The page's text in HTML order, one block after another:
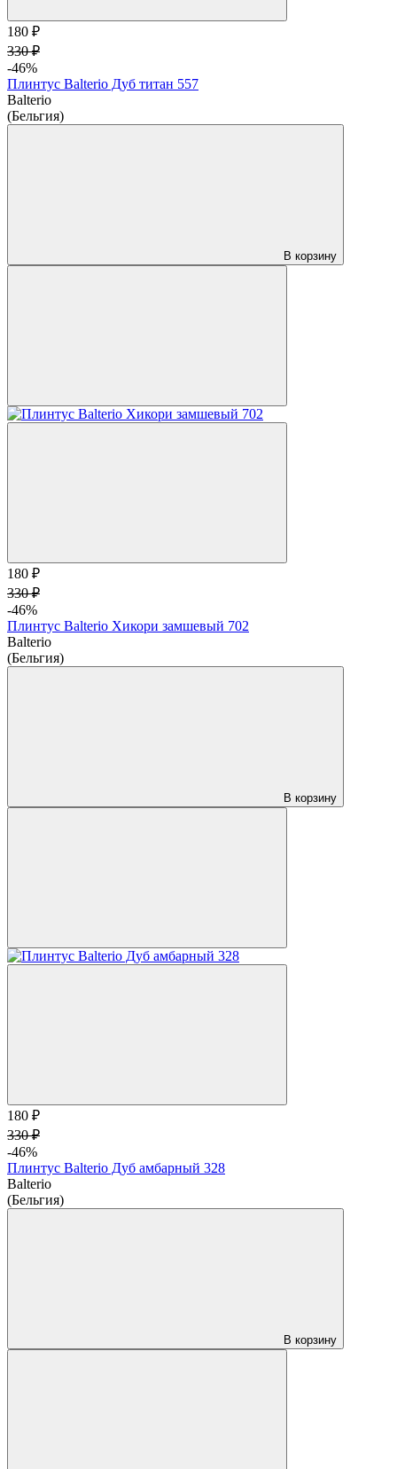
180 ₽
330 ₽
-46%
Плинтус Balterio Дуб титан 557
Balterio
(Бельгия)
В корзину
180 ₽
330 ₽
-46%
Плинтус Balterio Хикори замшевый 702
Balterio
(Бельгия)
В корзину
180 ₽
330 ₽
-46%
Плинтус Balterio Дуб амбарный 328
Balterio
(Бельгия)
В корзину